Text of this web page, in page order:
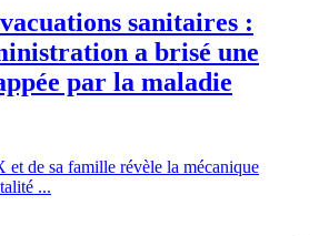
sanitaires :
a brisé une
par la maladie
et de sa famille révèle la mécanique
...